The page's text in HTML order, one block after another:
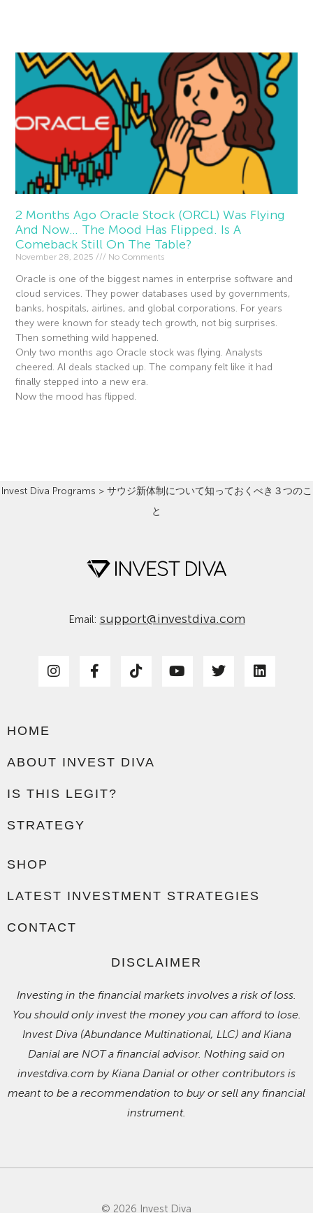
2 Months Ago Oracle Stock (ORCL) Was Flying
And Now… The Mood Has Flipped. Is A
Comeback Still On The Table?
November 28, 2025 No Comments
Oracle is one of the biggest names in enterprise software and
cloud services. They power databases used by governments,
banks, hospitals, airlines, and global corporations. For years
they were known for steady tech growth, not big surprises.
Then something wild happened.
Only two months ago Oracle stock was flying. Analysts
cheered. AI deals stacked up. The company felt like it had
finally stepped into a new era.
Now the mood has flipped.
Invest Diva Programs > サウジ新体制について知っておくべき３つのこ
と
Email: support@investdiva.com
HOME
ABOUT INVEST DIVA
IS THIS LEGIT?
STRATEGY
SHOP
LATEST INVESTMENT STRATEGIES
CONTACT
DISCLAIMER
Investing in the financial markets involves a risk of loss.
You should only invest the money you can afford to lose.
Invest Diva (Abundance Multinational, LLC) and Kiana
Danial are NOT a financial advisor. Nothing said on
investdiva.com by Kiana Danial or other contributors is
meant to be a recommendation to buy or sell any financial
instrument.
© 2026 Invest Diva